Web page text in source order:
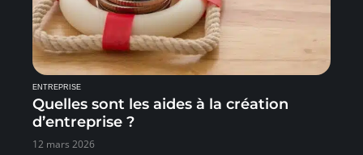
ENTREPRISE
Quelles sont les aides à la création
d’entreprise ?
12 mars 2026